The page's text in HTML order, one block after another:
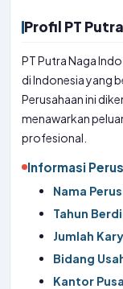
Profil PT
PT Putra Naga
di Indonesia yang
Perusahaan ini
menawarkan
profesional.
Informasi
Nama
Tahun
Jumlah
Bidang
Kantor